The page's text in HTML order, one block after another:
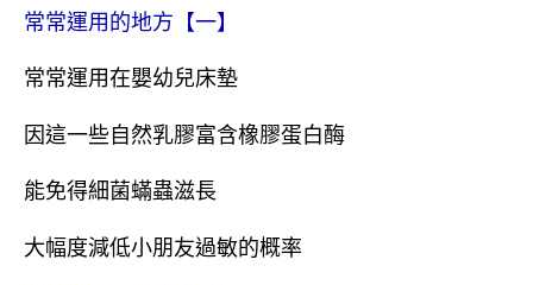
常常運用的地方【一】
常常運用在嬰幼兒床墊
因這一些自然乳膠富含橡膠蛋白酶
能免得細菌蟎蟲滋長
大幅度減低小朋友過敏的概率